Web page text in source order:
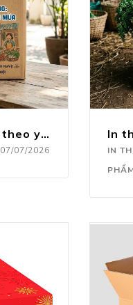
In thùng carton theo yêu cầu
07/07/2026
IN